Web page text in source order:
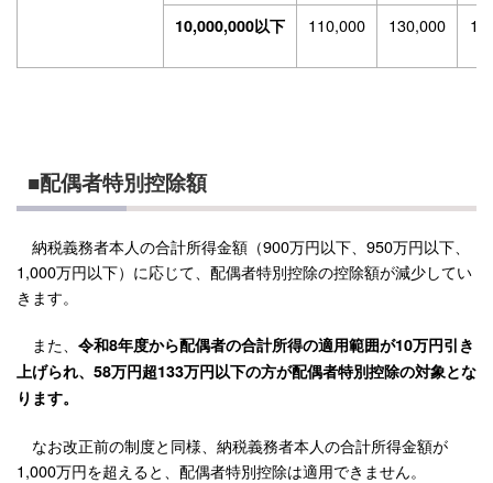
10,000,000以下 110,000 130,000
■配偶者特別控除額
納税義務者本人の合計所得金額（900万円以下、950万円以下、
1,000万円以下）に応じて、配偶者特別控除の控除額が減少してい
きます。
また、 令和8年度から配偶者の合計所得の適用範囲が10万円引き
上げられ、58万円超133万円以下の方が配偶者特別控除の対象とな
ります。
なお改正前の制度と同様、納税義務者本人の合計所得金額が
1,000万円を超えると、配偶者特別控除は適用できません。